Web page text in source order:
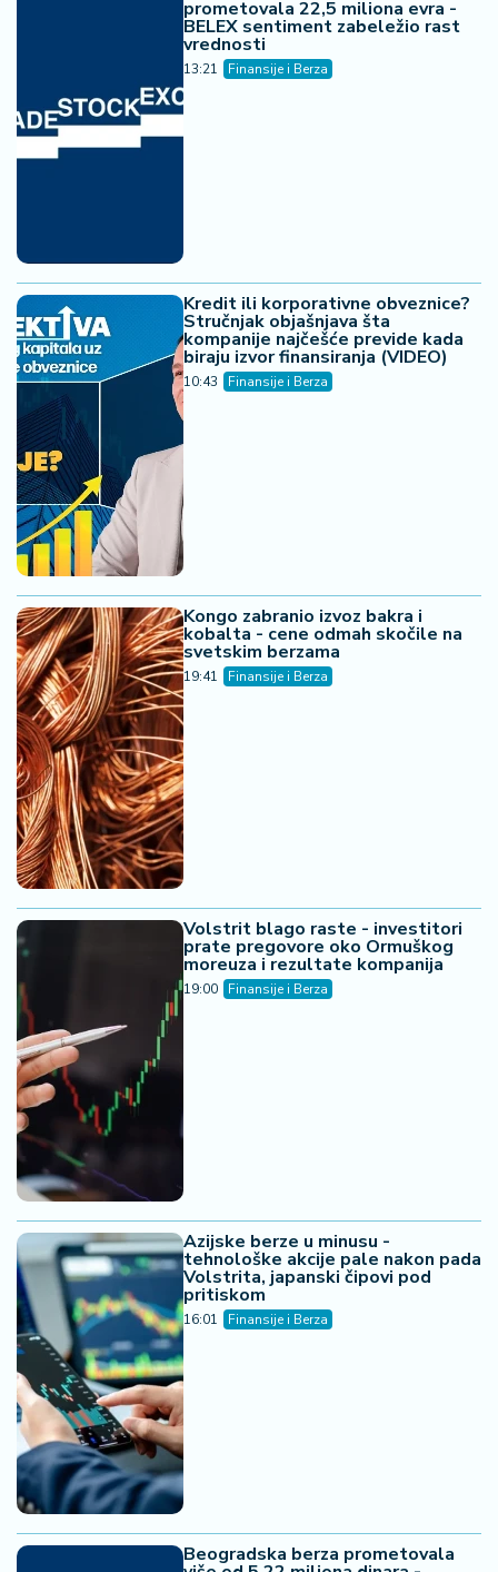
prometovala 22,5 miliona evra -
BELEX sentiment zabeležio rast
vrednosti
13:21 Finansije i Berza
Kredit ili korporativne obveznice?
Stručnjak objašnjava šta
kompanije najčešće previde kada
biraju izvor finansiranja (VIDEO)
10:43 Finansije i Berza
Kongo zabranio izvoz bakra i
kobalta - cene odmah skočile na
svetskim berzama
19:41 Finansije i Berza
Volstrit blago raste - investitori
prate pregovore oko Ormuškog
moreuza i rezultate kompanija
19:00 Finansije i Berza
Azijske berze u minusu -
tehnološke akcije pale nakon pada
Volstrita, japanski čipovi pod
pritiskom
16:01 Finansije i Berza
Beogradska berza prometovala